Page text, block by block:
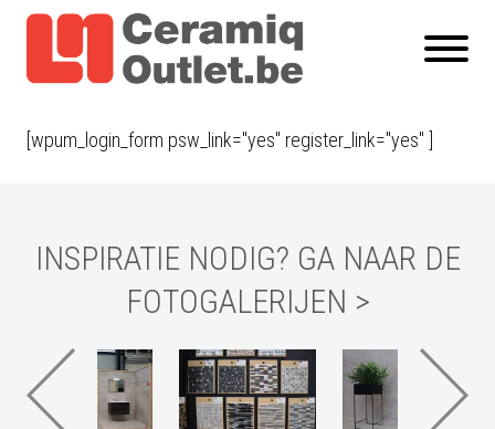
[wpum_login_form psw_link="yes" register_link="yes" ]
INSPIRATIE NODIG? GA NAAR DE
FOTOGALERIJEN >